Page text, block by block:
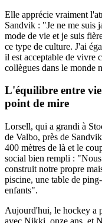
Elle apprécie vraiment
Sandvik : "Je ne me suis
mode de vie et je suis
ce type de culture. J'ai
il est acceptable de vivre
collègues dans le monde
L'équilibre entre
point de mire
Lorsell, qui a grandi à
de Valbo, près de
400 mètres de là et le
social bien rempli :
construit notre propre
piscine, une table de
enfants".
Aujourd'hui, le hockey a